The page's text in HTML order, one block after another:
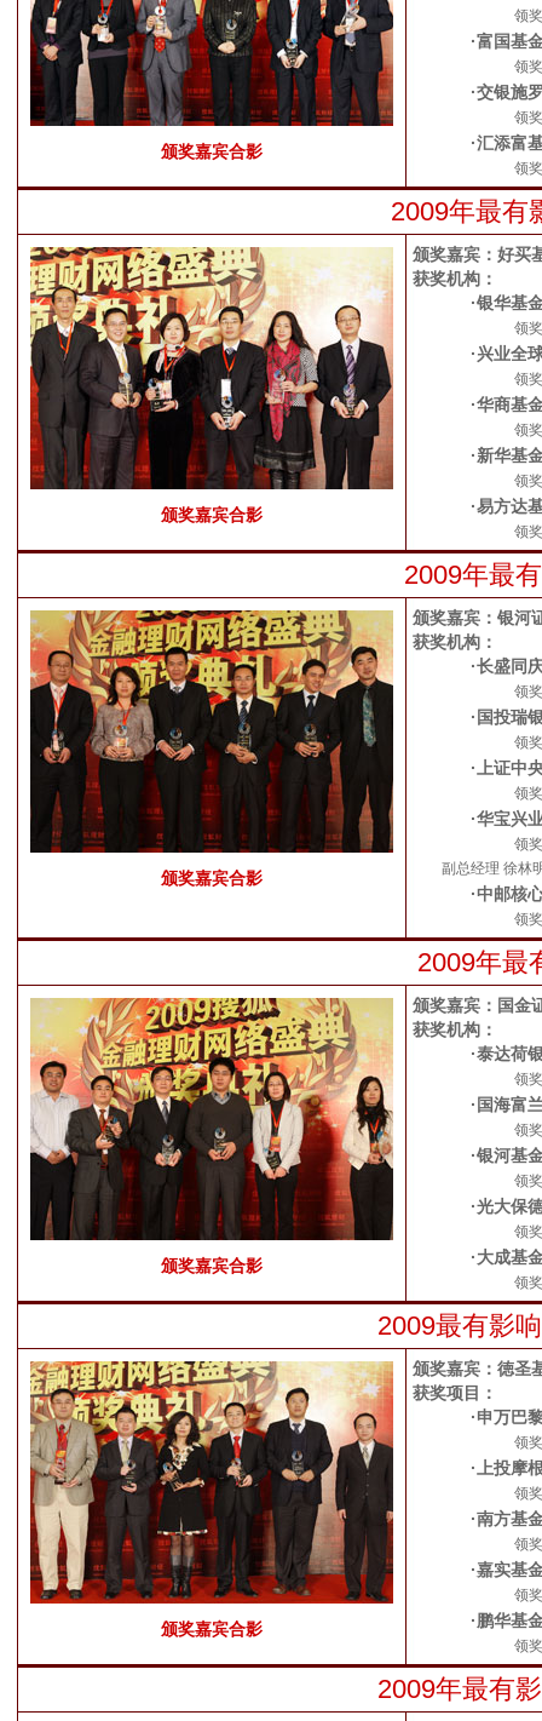
颁奖嘉宾合影
领
·富国基
领
·交银施
领
·汇添富
领
2009年最有
颁奖嘉宾合影
颁奖嘉宾：好买
获奖机构：
·银华基
领
·兴业全
领
·华商基
领
·新华基
领
·易方达
领
2009年最
颁奖嘉宾合影
颁奖嘉宾：银河
获奖机构：
·长盛同
领
·国投瑞
领
·上证中
领
·华宝兴
领
副总经理 徐林
·中邮核
领
2009年最
颁奖嘉宾合影
颁奖嘉宾：国金
获奖机构：
·泰达荷
领
·国海富
领
·银河基
领
·光大保
领
·大成基
领
2009最有影
颁奖嘉宾合影
颁奖嘉宾：徳圣
获奖项目：
·申万巴
领
·上投摩
领
·南方基
领
·嘉实基
领
·鹏华基
领
2009年最有